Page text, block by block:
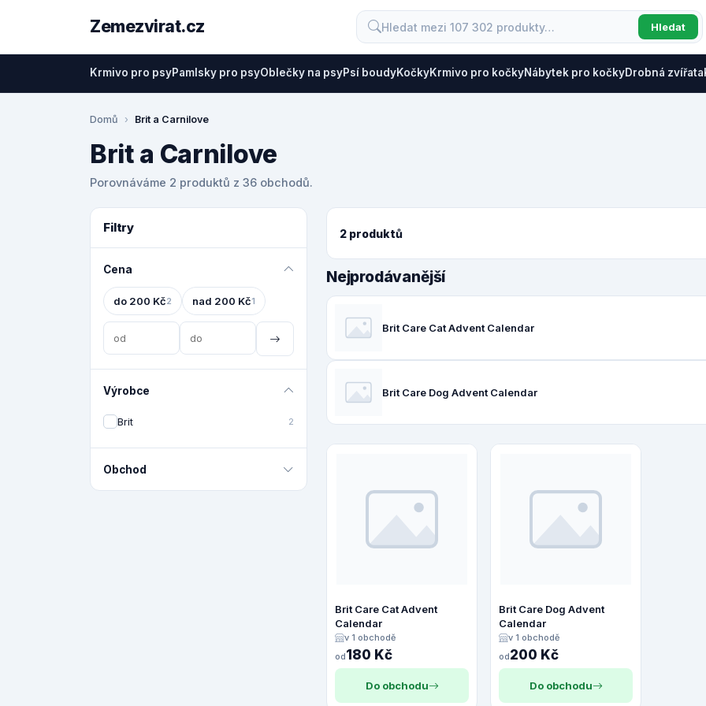
Zemezvirat.cz Hledat
Krmivo pro psyPamlsky pro psyOblečky na psyPsí boudyKočkyKrmivo pro kočkyNábytek pro kočkyDrobná zvířata
Domů Brit a Carnilove
Brit a Carnilove
Porovnáváme 2 produktů z 36 obchodů.
Filtry
Cena
do 200 Kč2 nad 200 Kč1
Výrobce
Brit 2
Obchod
2 produktů
Nejprodávanější
Brit Care Cat Advent Calendar
Brit Care Dog Advent Calendar
Brit Care Cat Advent
Calendar
v 1 obchodě
od180 Kč
Do obchodu
Brit Care Dog Advent
Calendar
v 1 obchodě
od200 Kč
Do obchodu